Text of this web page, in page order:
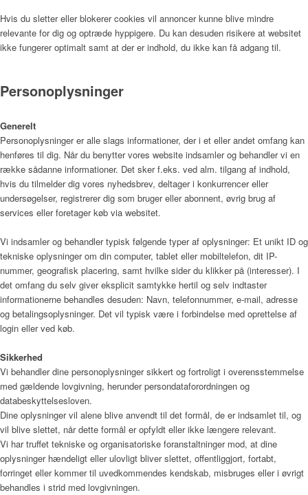
Nyheder
Ledige stillinger
Kontakt
Menu
Hvis du sletter eller blokerer cookies vil annoncer kunne blive mindre
relevante for dig og optræde hyppigere. Du kan desuden risikere at websitet
ikke fungerer optimalt samt at der er indhold, du ikke kan få adgang til.
Personoplysninger
Generelt
Personoplysninger er alle slags informationer, der i et eller andet omfang kan
henføres til dig. Når du benytter vores website indsamler og behandler vi en
række sådanne informationer. Det sker f.eks. ved alm. tilgang af indhold,
hvis du tilmelder dig vores nyhedsbrev, deltager i konkurrencer eller
undersøgelser, registrerer dig som bruger eller abonnent, øvrig brug af
services eller foretager køb via websitet.
Vi indsamler og behandler typisk følgende typer af oplysninger: Et unikt ID og
tekniske oplysninger om din computer, tablet eller mobiltelefon, dit IP-
nummer, geografisk placering, samt hvilke sider du klikker på (interesser). I
det omfang du selv giver eksplicit samtykke hertil og selv indtaster
informationerne behandles desuden: Navn, telefonnummer, e-mail, adresse
og betalingsoplysninger. Det vil typisk være i forbindelse med oprettelse af
login eller ved køb.
Sikkerhed
Vi behandler dine personoplysninger sikkert og fortroligt i overensstemmelse
med gældende lovgivning, herunder persondataforordningen og
databeskyttelsesloven.
Dine oplysninger vil alene blive anvendt til det formål, de er indsamlet til, og
vil blive slettet, når dette formål er opfyldt eller ikke længere relevant.
Vi har truffet tekniske og organisatoriske foranstaltninger mod, at dine
oplysninger hændeligt eller ulovligt bliver slettet, offentliggjort, fortabt,
forringet eller kommer til uvedkommendes kendskab, misbruges eller i øvrigt
behandles i strid med lovgivningen.